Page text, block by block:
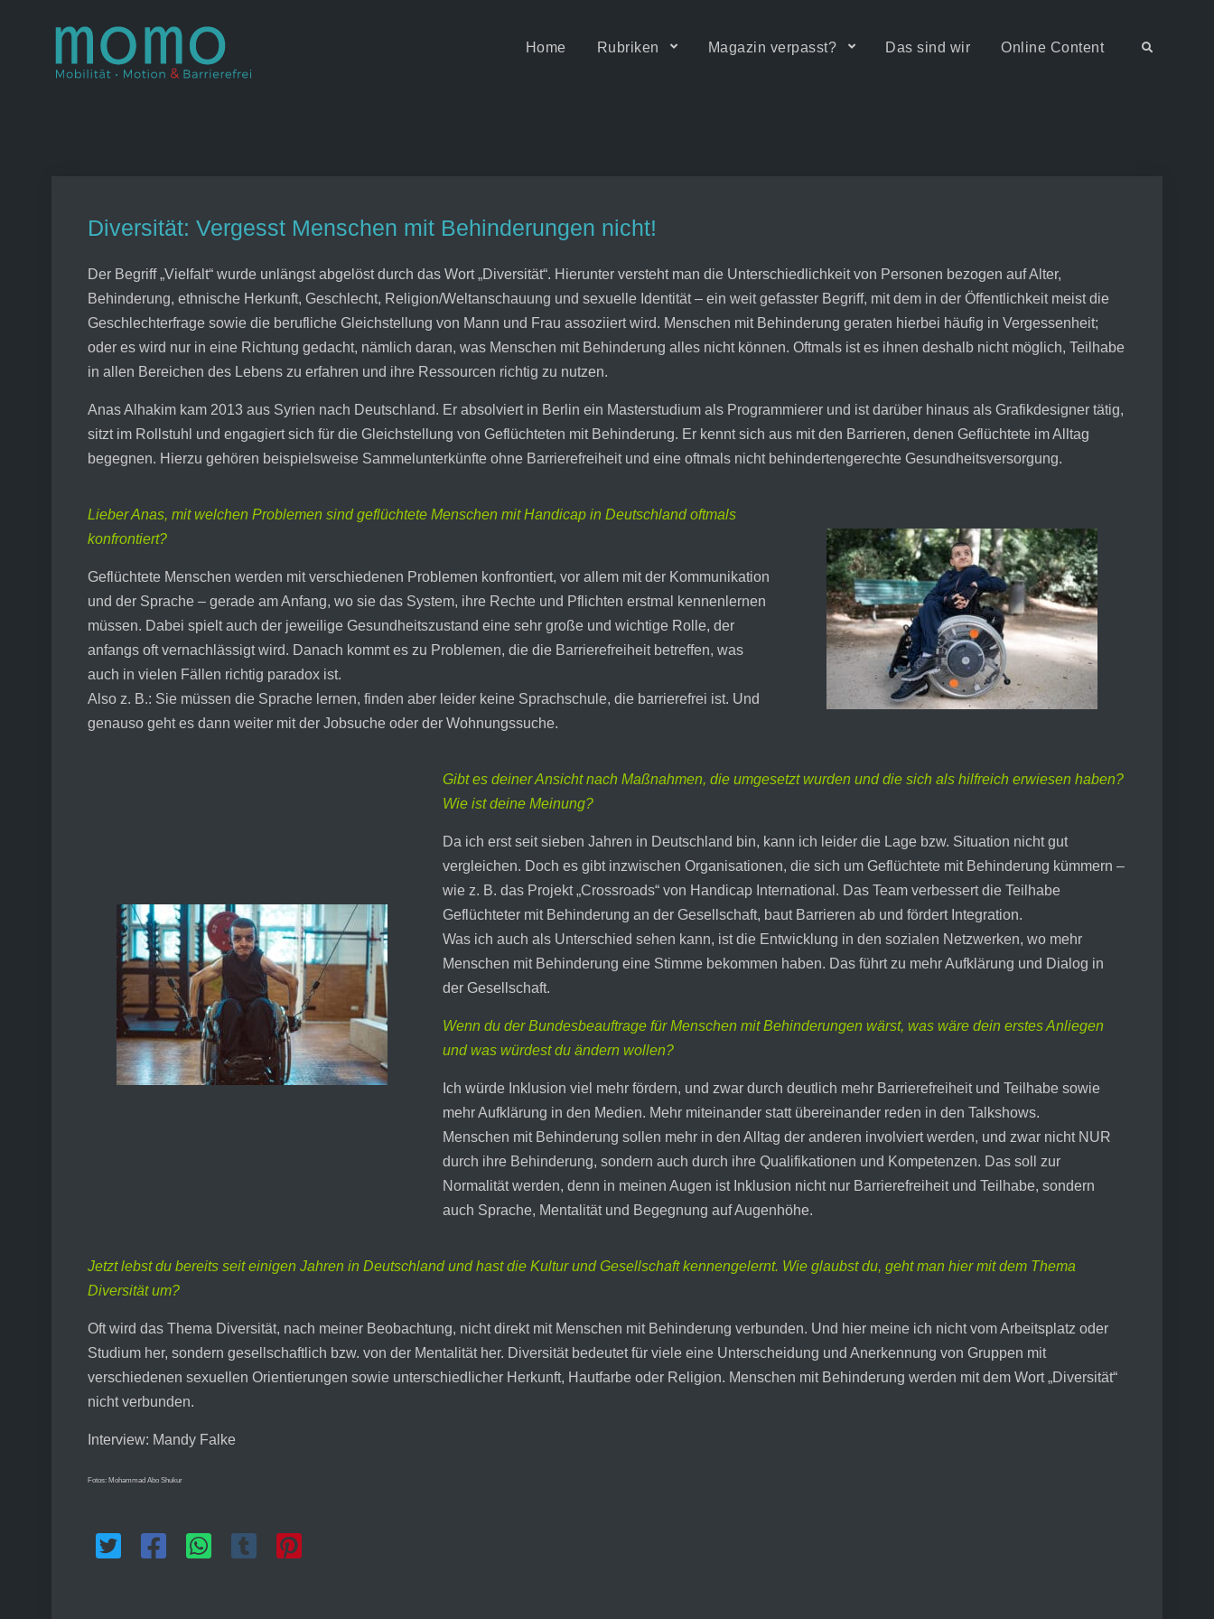
Momo – Mobilität • Motion & Barrierefrei
Home Rubriken Magazin verpasst? Das sind wir Online Content Search
Diversität: Vergesst Menschen mit Behinderungen nicht!
Der Begriff „Vielfalt“ wurde unlängst abgelöst durch das Wort „Diversität“. Hierunter versteht man die Unterschiedlichkeit von Personen bezogen auf Alter,
Behinderung, ethnische Herkunft, Geschlecht, Religion/Weltanschauung und sexuelle Identität – ein weit gefasster Begriff, mit dem in der Öffentlichkeit meist die
Geschlechterfrage sowie die berufliche Gleichstellung von Mann und Frau assoziiert wird. Menschen mit Behinderung geraten hierbei häufig in Vergessenheit;
oder es wird nur in eine Richtung gedacht, nämlich daran, was Menschen mit Behinderung alles nicht können. Oftmals ist es ihnen deshalb nicht möglich, Teilhabe
in allen Bereichen des Lebens zu erfahren und ihre Ressourcen richtig zu nutzen.
Anas Alhakim kam 2013 aus Syrien nach Deutschland. Er absolviert in Berlin ein Masterstudium als Programmierer und ist darüber hinaus als Grafikdesigner tätig,
sitzt im Rollstuhl und engagiert sich für die Gleichstellung von Geflüchteten mit Behinderung. Er kennt sich aus mit den Barrieren, denen Geflüchtete im Alltag
begegnen. Hierzu gehören beispielsweise Sammelunterkünfte ohne Barrierefreiheit und eine oftmals nicht behindertengerechte Gesundheitsversorgung.
Lieber Anas, mit welchen Problemen sind geflüchtete Menschen mit Handicap in Deutschland oftmals
konfrontiert?
Geflüchtete Menschen werden mit verschiedenen Problemen konfrontiert, vor allem mit der Kommunikation
und der Sprache – gerade am Anfang, wo sie das System, ihre Rechte und Pflichten erstmal kennenlernen
müssen. Dabei spielt auch der jeweilige Gesundheitszustand eine sehr große und wichtige Rolle, der
anfangs oft vernachlässigt wird. Danach kommt es zu Problemen, die die Barrierefreiheit betreffen, was
auch in vielen Fällen richtig paradox ist.
Also z. B.: Sie müssen die Sprache lernen, finden aber leider keine Sprachschule, die barrierefrei ist. Und
genauso geht es dann weiter mit der Jobsuche oder der Wohnungssuche.
Gibt es deiner Ansicht nach Maßnahmen, die umgesetzt wurden und die sich als hilfreich erwiesen haben?
Wie ist deine Meinung?
Da ich erst seit sieben Jahren in Deutschland bin, kann ich leider die Lage bzw. Situation nicht gut
vergleichen. Doch es gibt inzwischen Organisationen, die sich um Geflüchtete mit Behinderung kümmern –
wie z. B. das Projekt „Crossroads“ von Handicap International. Das Team verbessert die Teilhabe
Geflüchteter mit Behinderung an der Gesellschaft, baut Barrieren ab und fördert Integration.
Was ich auch als Unterschied sehen kann, ist die Entwicklung in den sozialen Netzwerken, wo mehr
Menschen mit Behinderung eine Stimme bekommen haben. Das führt zu mehr Aufklärung und Dialog in
der Gesellschaft.
Wenn du der Bundesbeauftrage für Menschen mit Behinderungen wärst, was wäre dein erstes Anliegen
und was würdest du ändern wollen?
Ich würde Inklusion viel mehr fördern, und zwar durch deutlich mehr Barrierefreiheit und Teilhabe sowie
mehr Aufklärung in den Medien. Mehr miteinander statt übereinander reden in den Talkshows.
Menschen mit Behinderung sollen mehr in den Alltag der anderen involviert werden, und zwar nicht NUR
durch ihre Behinderung, sondern auch durch ihre Qualifikationen und Kompetenzen. Das soll zur
Normalität werden, denn in meinen Augen ist Inklusion nicht nur Barrierefreiheit und Teilhabe, sondern
auch Sprache, Mentalität und Begegnung auf Augenhöhe.
Jetzt lebst du bereits seit einigen Jahren in Deutschland und hast die Kultur und Gesellschaft kennengelernt. Wie glaubst du, geht man hier mit dem Thema
Diversität um?
Oft wird das Thema Diversität, nach meiner Beobachtung, nicht direkt mit Menschen mit Behinderung verbunden. Und hier meine ich nicht vom Arbeitsplatz oder
Studium her, sondern gesellschaftlich bzw. von der Mentalität her. Diversität bedeutet für viele eine Unterscheidung und Anerkennung von Gruppen mit
verschiedenen sexuellen Orientierungen sowie unterschiedlicher Herkunft, Hautfarbe oder Religion. Menschen mit Behinderung werden mit dem Wort „Diversität“
nicht verbunden.
Interview: Mandy Falke
Fotos: Mohammad Abo Shukur